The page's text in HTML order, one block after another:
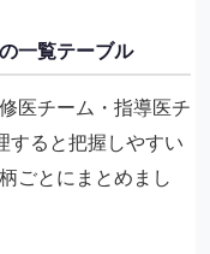
一覧テーブル
医チーム・指導医チ
すると把握しやすい
ごとにまとめまし